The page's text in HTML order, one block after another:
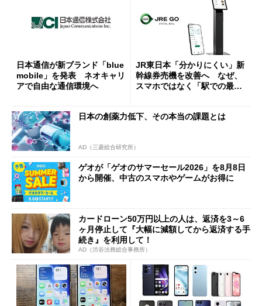
日本通信が新ブランド「blue
mobile」を発表 ネオキャリ
アで自由な通信環境へ
JR東日本「分かりにくい」新
幹線券売機を改善へ なぜ、
スマホではなく「駅での最短
日本の創薬力低下、その本当の課題とは
AD（三菱総合研究所）
ゲオが「ゲオのサマーセール2026」を8月8日
から開催、中古のスマホやゲームがお得に
カードローン50万円以上の人は、返済を3～6
ヶ月停止して『大幅に減額してから返済する手
続き』を利用して！
AD（渋谷法務総合事務所）